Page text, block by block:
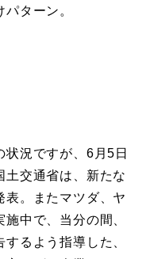
ターン。
状況ですが、6月5日
土交通省は、新たな
表。またマツダ、ヤ
中で、当分の間、
るよう指導した、